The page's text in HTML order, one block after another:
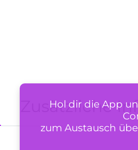
Zusätzliche
Hol dir die App
zum Austausch